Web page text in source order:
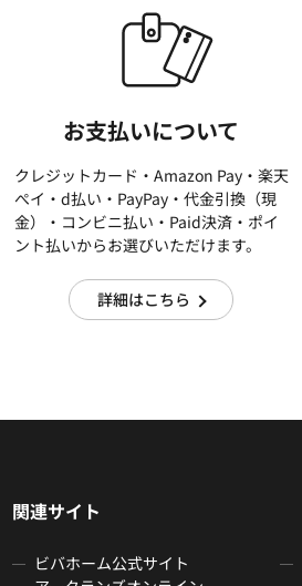
お支払いについて
クレジットカード・Amazon Pay・楽天
ぺイ・d払い・PayPay・代金引換（現
金）・コンビニ払い・Paid決済・ポイ
ント払いからお選びいただけます。
詳細はこちら
関連サイト
ビバホーム公式サイト